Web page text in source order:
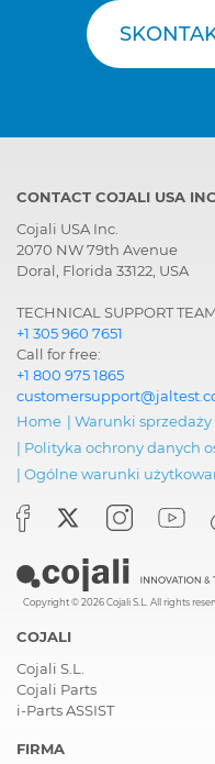
CONTACT COJALI USA
Cojali USA Inc.
2070 NW 79th Avenue
Doral, Florida 33122, USA
TECHNICAL SUPPORT TEAM
+1 305 960 7651
Call for free:
+1 800 975 1865
Home | Warunki sprzedaży
| Polityka ochrony danych
| Ogólne warunki
Copyright © 2026 Cojali S.L. All rights
COJALI
Cojali S.L.
Cojali Parts
i-Parts ASSIST
FIRMA